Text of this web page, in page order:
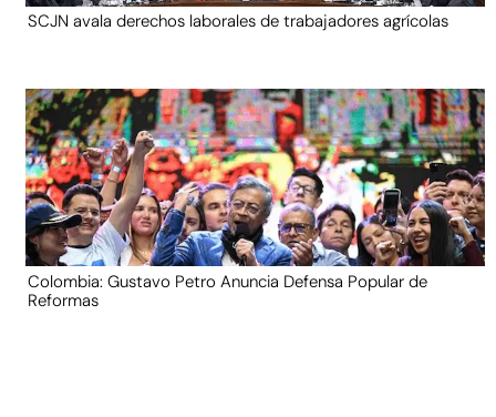
SCJN avala derechos laborales de trabajadores agrícolas
Colombia: Gustavo Petro Anuncia Defensa Popular de
Reformas